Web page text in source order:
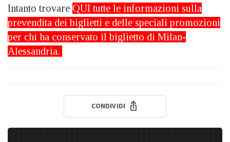
Intanto trovare QUItutte le informazioni sulla
prevendita dei biglietti e delle speciali promozioni
per chi ha conservato il biglietto di Milan-
Alessandria.
CONDIVIDI